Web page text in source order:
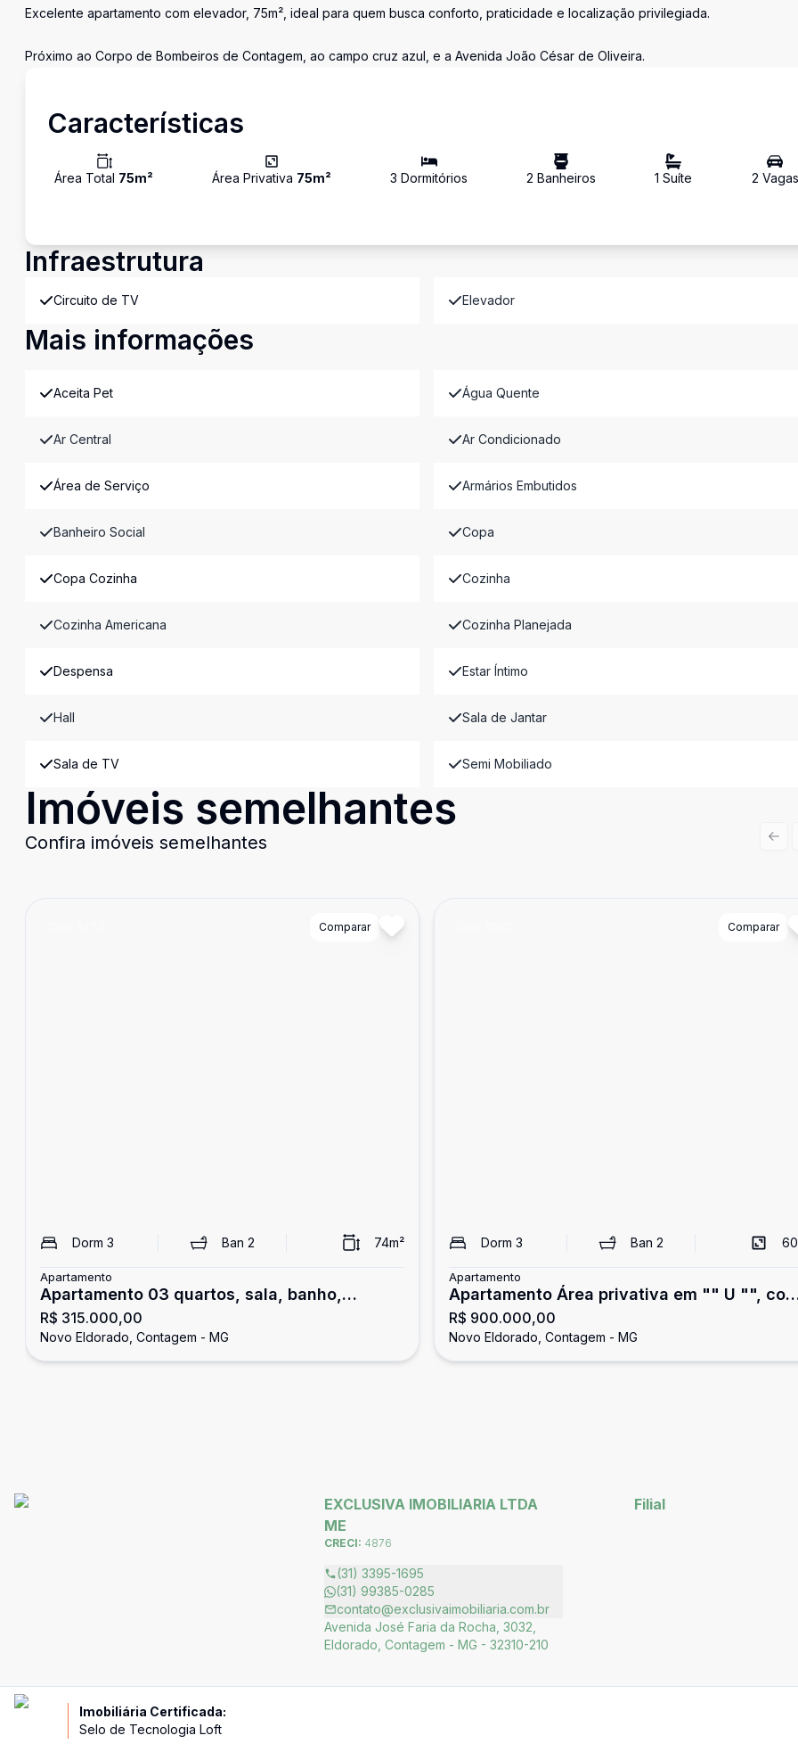
Excelente apartamento com elevador, 75m², ideal para quem busca conforto, praticidade e localização privilegiada.
Próximo ao Corpo de Bombeiros de Contagem, ao campo cruz azul, e a Avenida João César de Oliveira.
Características
Área Total 75m² Área Privativa 75m² 3 Dormitórios 2 Banheiros 1 Suíte 2 Vagas
Infraestrutura
Circuito de TV Elevador
Mais informações
Aceita Pet Água Quente
Ar Central Ar Condicionado
Área de Serviço Armários Embutidos
Banheiro Social Copa
Copa Cozinha Cozinha
Cozinha Americana Cozinha Planejada
Despensa Estar Íntimo
Hall Sala de Jantar
Sala de TV Semi Mobiliado
Imóveis semelhantes
Confira imóveis semelhantes
Comparar
Dorm 3 Ban2 74m²
Apartamento
Apartamento 03 quartos, sala, banho,
cozinha, 01 vaga, 74,00 m².
R$ 315.000,00
Novo Eldorado, Contagem - MG
Comparar
Dorm 3 Ban 2 60
Apartamento
Apartamento Área privativa em "" U "",
03 quartos, 1 suíte, 2 vagas, elevador.
R$ 900.000,00
Novo Eldorado, Contagem - MG
EXCLUSIVA IMOBILIARIA LTDA
ME
CRECI: 4876
(31) 3395-1695
(31) 99385-0285
contato@exclusivaimobiliaria.com.br
Avenida José Faria da Rocha, 3032,
Eldorado, Contagem - MG - 32310-210
Filial
Imobiliária Certificada:
Selo de Tecnologia Loft